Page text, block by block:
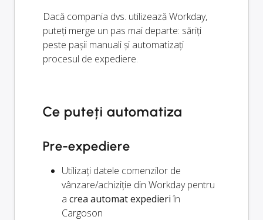
Dacă compania dvs. utilizează Workday,
puteți merge un pas mai departe: săriți
peste pașii manuali și automatizați
procesul de expediere.
Ce puteți automatiza
Pre-expediere
Utilizați datele comenzilor de
vânzare/achiziție din Workday pentru
a crea automat expedieriîn
Cargoson